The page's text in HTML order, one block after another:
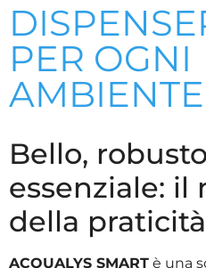
PER OGNI
Bello,
essenziale: il
della
ACQUALYS SMART è una